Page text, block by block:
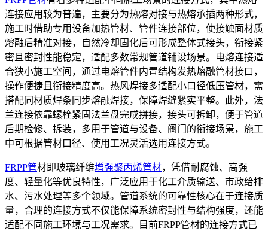
连接应用较为普遍，主要分为热熔对接与热熔承插两种形式，
施工时借助专用设备加热管材、管件连接部位，使接触面材质
熔融后精准对接，自然冷却固化后可形成整体式接头，衔接紧
密且密封性能稳定，适配多数常规管道铺设场景。电熔连接适
合狭小施工空间，通过电熔管件内置结构发热熔融管材接口，
操作便捷且衔接精度高。热风焊接多适配小口径低压管材，需
搭配同材质焊条同步熔融焊接，保障焊缝紧实平整。此外，法
兰连接依靠螺栓紧固法兰盘完成拼接，接头可拆卸，便于管道
后期检修、拆装，多用于管道与设备、阀门的衔接场景，施工
中可根据管材口径、使用工况灵活选用连接方式。
FRPP管材即玻璃纤维增强聚丙烯管材，凭借耐腐蚀、高强
度、轻量化等优良特性，广泛应用于化工介质输送、市政给排
水、污水处理等多个领域。管道系统的可靠性核心在于连接质
量，合理的连接方式不仅能保障系统密封性与结构强度，还能
适配不同施工环境与工况需求。目前FRPP管材的连接方式已